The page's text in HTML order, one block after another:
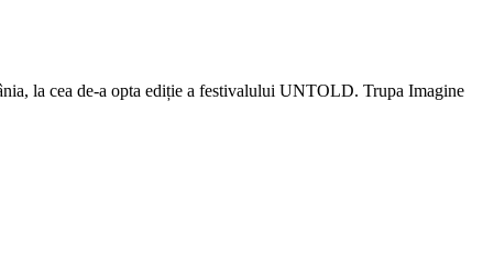
la cea de-a opta ediție a festivalului UNTOLD. Trupa Imagine